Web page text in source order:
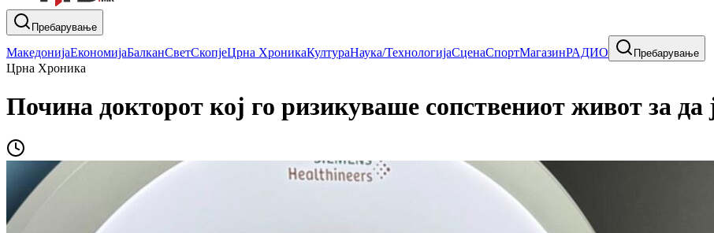
Пребарување
МакедонијаЕкономијаБалканСветСкопјеЦрна ХроникаКултураНаука/ТехнологијаСценаСпортМагазинРАДИО Пребарување
Црна Хроника
Почина докторот кој го ризикуваше сопствениот живот за